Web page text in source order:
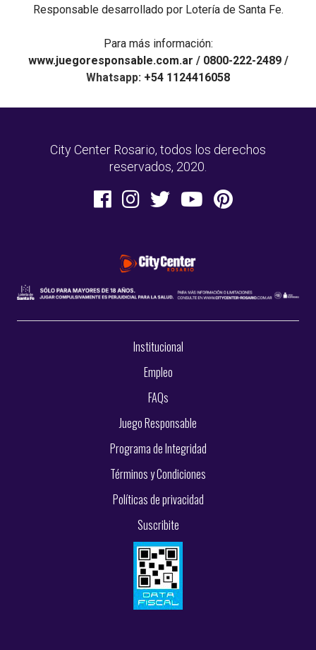
Responsable desarrollado por Lotería de Santa Fe.
Para más información:
www.juegoresponsable.com.ar / 0800-222-2489/
Whatsapp: +54 1124416058
City Center Rosario, todos los derechos
reservados, 2020.
Institucional
Empleo
FAQs
Juego Responsable
Programa de Integridad
Términos y Condiciones
Políticas de privacidad
Suscribite